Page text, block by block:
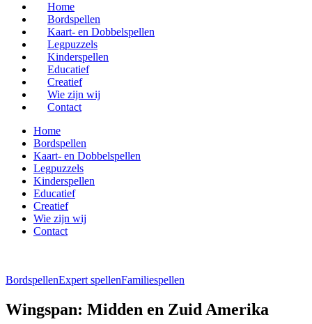
Home
Bordspellen
Kaart- en Dobbelspellen
Legpuzzels
Kinderspellen
Educatief
Creatief
Wie zijn wij
Contact
Home
Bordspellen
Kaart- en Dobbelspellen
Legpuzzels
Kinderspellen
Educatief
Creatief
Wie zijn wij
Contact
BordspellenExpert spellenFamiliespellen
Wingspan: Midden en Zuid Amerika